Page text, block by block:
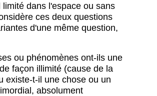
limité dans l'espace ou sans
ces deux questions
d'une même question,
ou phénomènes ont-ils une
façon illimité (cause de la
existe-t-il une chose ou un
absolument